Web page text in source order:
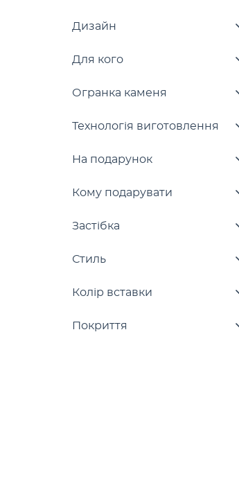
Дизайн
Для кого
Огранка каменя
Технологія виготовлення
На подарунок
Кому подарувати
Застібка
Стиль
Колір вставки
Покриття